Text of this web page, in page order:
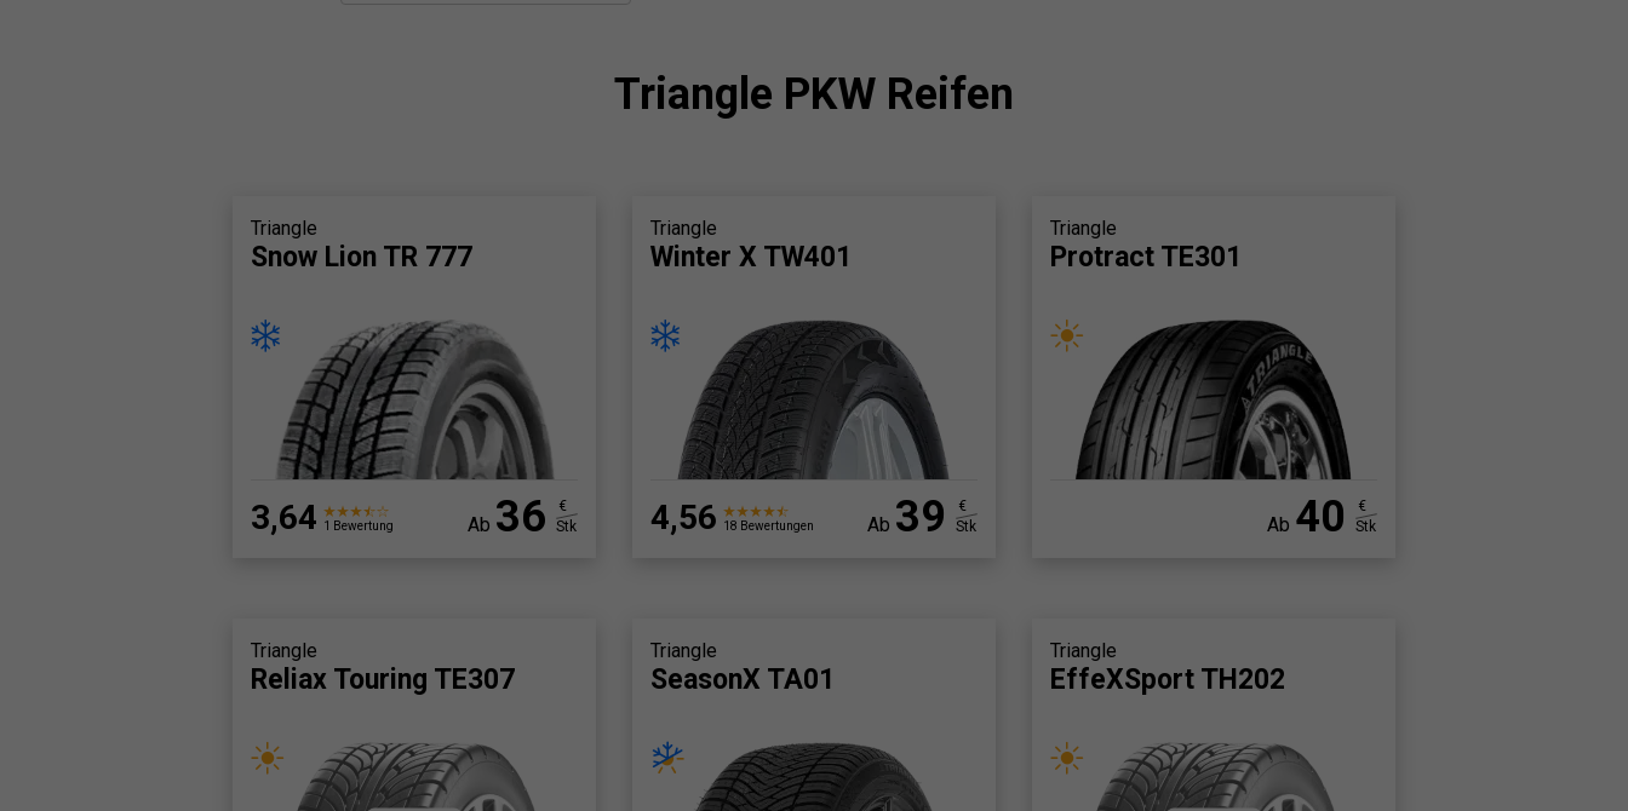
Triangle PKW Reifen
Triangle
Snow Lion TR 777
3,64 1 Bewertung Ab 36
€
Stk
Triangle
Winter X TW401
4,56 18 Bewertungen Ab 39
€
Stk
Triangle
Protract TE301
Ab 40
€
Stk
Triangle
Reliax Touring TE307
Triangle
SeasonX TA01
Triangle
EffeXSport TH202